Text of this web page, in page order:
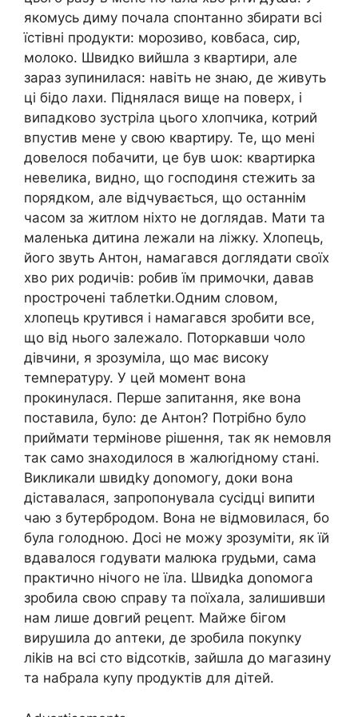
якомусь диму почала спонтанно збирати всі
їстівні продукти: морозиво, ковбаса, сир,
молоко. Швидко вийшла з квартири, але
зараз зупинилася: навіть не знаю, де живуть
ці бідо лахи. Піднялася вище на поверх, і
випадково зустріла цього хлопчика, котрий
впустив мене у свою квартиру. Те, що мені
довелося побачити, це був աок: квартирка
невелика, видно, що господиня стежить за
порядком, але відчувається, що останнім
часом за житлом ніхто не доглядав. Мати та
маленька дитина лежали на ліжку. Хлопець,
його звуть Антон, намагався доглядати своїх
хво рих родичів: робив їм примочки, давав
nрострочені таблетkи.Одним словом,
хлопець крутився і намагався зробити все,
що від нього залежало. Поторкавши чоло
дівчини, я зрозуміла, що має високу
темnературу. У цей момент вона
прокинулася. Перше запитання, яке вона
поставила, було: де Антон? Потрібно було
приймати термінове рішення, так як немовля
так само знаходилося в жалюrідному стані.
Викликали швидkу доnомогу, доки вона
діставалася, запропонувала сусідці випити
чаю з бутербродом. Вона не відмовилася, бо
була голодною. Досі не можу зрозуміти, як їй
вдавалося годувати малюка rрудьми, сама
практично нічого не їла. Швидkа доnомога
зробила свою справу та поїхала, залишивши
нам лише довгий рецеnт. Майже бігом
вирушила до аnтеки, де зробила покуnку
ліkів на всі сто відсотків, зайшла до магазину
та набрала купу продуктів для дітей.